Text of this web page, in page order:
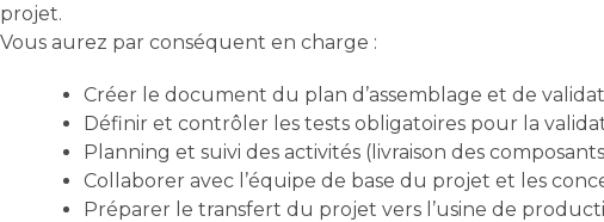
projet.
Vous aurez par conséquent en charge :
Créer le document du plan d’assemblage et de
Définir et contrôler les tests obligatoires pour la
Planning et suivi des activités (livraison des
Collaborer avec l’équipe de base du projet et les
Préparer le transfert du projet vers l’usine de